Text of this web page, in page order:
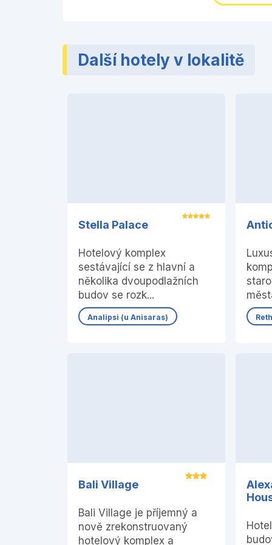
Další hotely v lokalitě
Stella Palace
Hotelový komplex
sestávající se z hlavní a
několika dvoupodlažních
budov se rozk...
Analipsi (u Anisaras)
Bali Village
Bali Village je příjemný a
nově zrekonstruovaný
hotelový komplex a